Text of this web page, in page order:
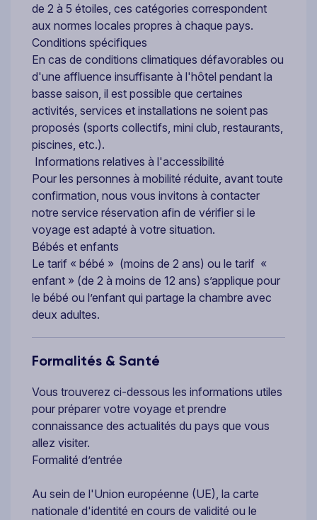
de 2 à 5 étoiles, ces catégories correspondent
aux normes locales propres à chaque pays.
Conditions spécifiques
En cas de conditions climatiques défavorables ou
d'une affluence insuffisante à l'hôtel pendant la
basse saison, il est possible que certaines
activités, services et installations ne soient pas
proposés (sports collectifs, mini club, restaurants,
piscines, etc.).
Informations relatives à l'accessibilité
Pour les personnes à mobilité réduite, avant toute
confirmation, nous vous invitons à contacter
notre service réservation afin de vérifier si le
voyage est adapté à votre situation.
Bébés et enfants
Le tarif « bébé » (moins de 2 ans) ou le tarif «
enfant » (de 2 à moins de 12 ans) s’applique pour
le bébé ou l’enfant qui partage la chambre avec
deux adultes.
Formalités & Santé
Vous trouverez ci-dessous les informations utiles
pour préparer votre voyage et prendre
connaissance des actualités du pays que vous
allez visiter.
Formalité d’entrée
Au sein de l'Union européenne (UE), la carte
nationale d'identité en cours de validité ou le